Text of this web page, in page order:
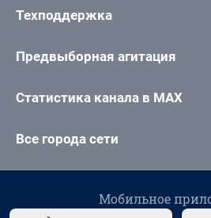
Техподдержка
Предвыборная агитация
Статистика канала в MAX
Все города сети
Мобильное